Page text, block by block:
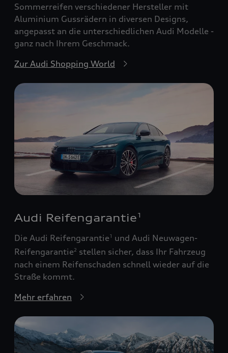
Sommerreifen verschiedener Hersteller mit
Aluminium Gussrädern in diversen Designs,
angepasst an die unterschiedlichen Audi Modelle -
ganz nach Ihrem Geschmack.
Zur Audi Shopping World
Audi Reifengarantie 1
Die Audi Reifengarantie1
und Audi Neuwagen-
Reifengarantie2 stellen sicher, dass Ihr Fahrzeug
nach einem Reifenschaden schnell wieder auf die
Straße kommt.
Mehr erfahren